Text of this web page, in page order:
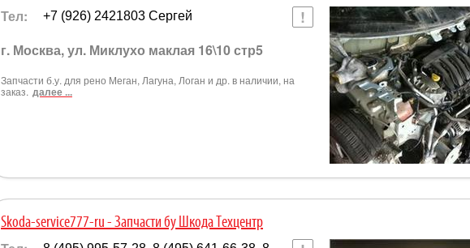
Тел: +7 (926) 2421803 Сергей
г. Москва, ул. Миклухо маклая 16\10 стр5
Запчасти б.у. для рено Меган, Лагуна, Логан и др. в наличии, на
заказ. далее ...
Skoda-service777-ru - Запчасти бу Шкода Техцентр